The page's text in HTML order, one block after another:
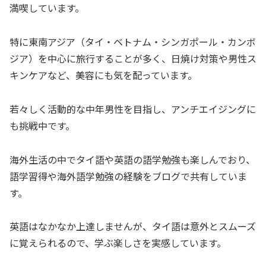
満喫しています。
特に東南アジア（タイ・ベトナム・シンガポール・カンボ
ジア）を中心に旅行することが多く、日焼け対策や男性ス
キンケアなど、美容にも気を配っています。
若々しく活動的な中年男性を目指し、アンチエイジングに
も挑戦中です。
海外生活の中でタイ語や英語の語学勉強も楽しんでおり、
語学習得や海外語学勉強の経験をブログで共有していま
す。
英語はなかなか上達しませんが、タイ語は意外とスムーズ
に覚えられるので、学ぶ楽しさを実感しています。